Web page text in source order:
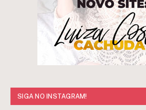
SIGA NO INSTAGRAM!